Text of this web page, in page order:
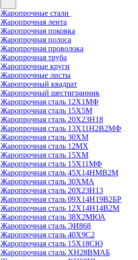
Жаропрочные стали
Жаропрочная лента
Жаропрочная поковка
Жаропрочная полоса
Жаропрочная проволока
Жаропрочная труба
Жаропрочные круги
Жаропрочные листы
Жаропрочный квадрат
Жаропрочный шестигранник
Жаропрочная сталь 12Х1МФ
Жаропрочная сталь 15Х5М
Жаропрочная сталь 20Х23Н18
Жаропрочная сталь 13Х11Н2В2МФ
Жаропрочная сталь 30ХМ
Жаропрочная сталь 12МХ
Жаропрочная сталь 15ХМ
Жаропрочная сталь 15Х11МФ
Жаропрочная сталь 45Х14НМВ2М
Жаропрочная сталь 30ХМА
Жаропрочная сталь 20Х23Н13
Жаропрочная сталь 09Х14Н19В2БР
Жаропрочная сталь 12Х14Н14В2М
Жаропрочная сталь 38Х2МЮА
Жаропрочная сталь ЭИ868
Жаропрочная сталь 40Х9С2
Жаропрочная сталь 15Х18СЮ
Жаропрочная сталь ХН28ВМАБ